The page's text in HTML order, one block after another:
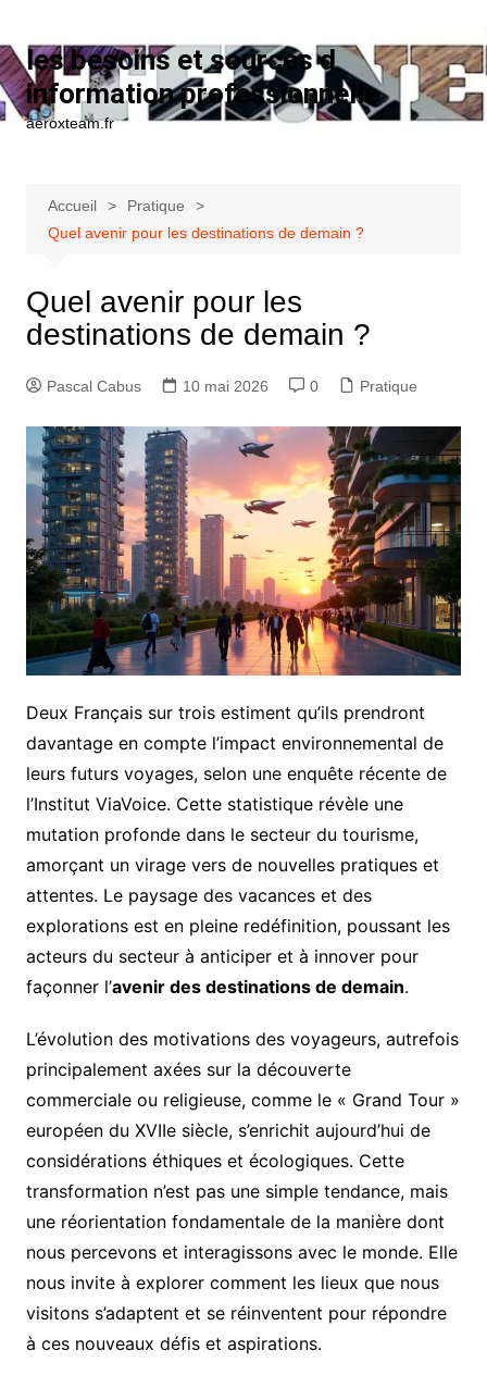
les besoins et sources d
information professionnelle
aeroxteam.fr
Accueil
Pratique
Quel avenir pour les destinations de demain ?
Quel avenir pour les
destinations de demain ?
Pascal Cabus 10 mai 2026 0 Pratique
Deux Français sur trois estiment qu’ils prendront
davantage en compte l’impact environnemental de
leurs futurs voyages, selon une enquête récente de
l’Institut ViaVoice. Cette statistique révèle une
mutation profonde dans le secteur du tourisme,
amorçant un virage vers de nouvelles pratiques et
attentes. Le paysage des vacances et des
explorations est en pleine redéfinition, poussant les
acteurs du secteur à anticiper et à innover pour
façonner l’avenir des destinations de demain.
L’évolution des motivations des voyageurs, autrefois
principalement axées sur la découverte
commerciale ou religieuse, comme le « Grand Tour »
européen du XVIIe siècle, s’enrichit aujourd’hui de
considérations éthiques et écologiques. Cette
transformation n’est pas une simple tendance, mais
une réorientation fondamentale de la manière dont
nous percevons et interagissons avec le monde. Elle
nous invite à explorer comment les lieux que nous
visitons s’adaptent et se réinventent pour répondre
à ces nouveaux défis et aspirations.